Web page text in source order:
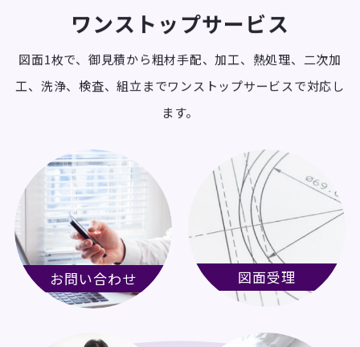
ワンストップサービス
図面1枚で、御見積から粗材手配、加工、熱処理、二次加
工、洗浄、検査、組立までワンストップサービスで対応し
ます。
お問い合わせ 図面受理